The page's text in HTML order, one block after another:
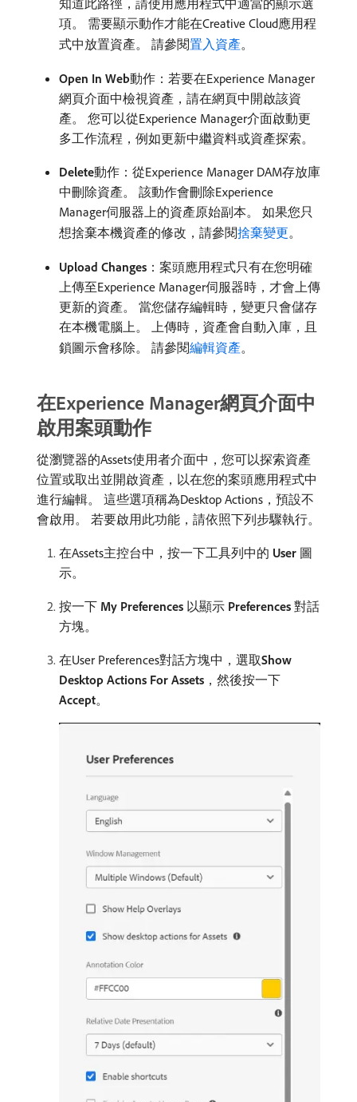
項。 需要顯示動作才能在Creative Cloud應用程
式中放置資產。 請參閱置入資產。
Open In Web​動作：若要在Experience Manager
網頁介面中檢視資產，請在網頁中開啟該資
產。 您可以從Experience Manager介面啟動更
多工作流程，例如更新中繼資料或資產探索。
Delete​動作：從Experience Manager DAM存放庫
中刪除資產。 該動作會刪除Experience
Manager伺服器上的資產原始副本。 如果您只
想捨棄本機資產的修改，請參閱捨棄變更。
Upload Changes ：案頭應用程式只有在您明確
上傳至Experience Manager伺服器時，才會上傳
更新的資產。 當您儲存編輯時，變更只會儲存
在本機電腦上。 上傳時，資產會自動入庫，且
鎖圖示會移除。 請參閱編輯資產。
在Experience Manager網頁介面中
啟用案頭動作
從瀏覽器的Assets使用者介面中，您可以探索資產
位置或取出並開啟資產，以在您的案頭應用程式中
進行編輯。 這些選項稱為Desktop Actions，預設不
會啟用。 若要啟用此功能，請依照下列步驟執行。
在Assets主控台中，按一下工具列中的​ User ​圖
示。
按一下​ My Preferences ​以顯示​ Preferences ​對話
方塊。
在User Preferences對話方塊中，選取​Show
Desktop Actions For Assets ，然後按一下​
Accept。